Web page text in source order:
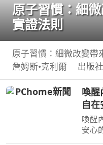
原子習慣：細
實證法則
原子習慣：細微改變帶
詹姆斯•克利爾 出版
06-01 00:00:00 每天都
37倍；每天都退步1%
喚醒
自
喚醒
安心